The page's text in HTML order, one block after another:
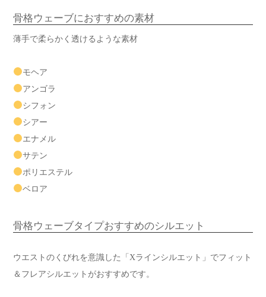
骨格ウェーブにおすすめの素材
薄手で柔らかく透けるような素材
モヘア
アンゴラ
シフォン
シアー
エナメル
サテン
ポリエステル
ベロア
骨格ウェーブタイプおすすめのシルエット
ウエストのくびれを意識した「Xラインシルエット」でフィット
＆フレアシルエットがおすすめです。